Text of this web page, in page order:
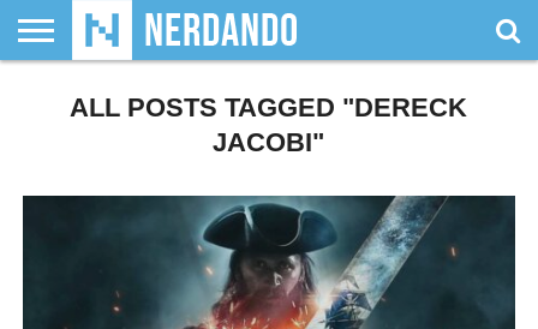
SIAMO
GIOCHI
GIOCHI
VIDEOGAMES
FILM
FUMETTI
& LIBRI
MAGIC:
THE
DUNGEONS
WRESTLING
NERDANDO
AWARDS
BOLLINI
ALL POSTS TAGGED "DERECK
JACOBI"